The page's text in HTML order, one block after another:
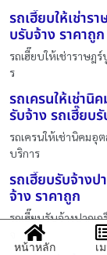
รถเฮี๊ยบให้เช่าร
บรับจ้าง ราคาถูก
รถเฮี๊ยบให้เช่าราษฎ
ร
รถเครนให้เช่านิ
รับจ้าง รถเฮี๊ยบ
รถเครนให้เช่านิคมอุ
บริการ
รถเฮี๊ยบรับจ้างป
จ้าง ราคาถูก
รถเฮี๊ยบรับจ้างปากเ
หน้าหลัก เ